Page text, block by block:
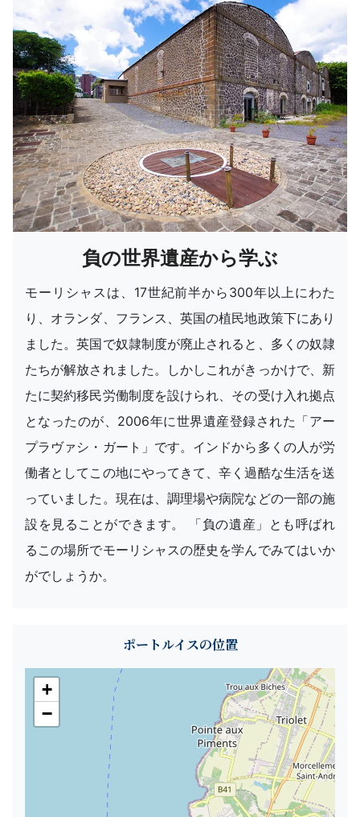
負の世界遺産から学ぶ
モーリシャスは、17世紀前半から300年以上にわた
り、オランダ、フランス、英国の植民地政策下にあり
ました。英国で奴隷制度が廃止されると、多くの奴隷
たちが解放されました。しかしこれがきっかけで、新
たに契約移民労働制度を設けられ、その受け入れ拠点
となったのが、2006年に世界遺産登録された「アー
プラヴァシ・ガート」です。インドから多くの人が労
働者としてこの地にやってきて、辛く過酷な生活を送
っていました。現在は、調理場や病院などの一部の施
設を見ることができます。 「負の遺産」とも呼ばれ
るこの場所でモーリシャスの歴史を学んでみてはいか
がでしょうか。
ポートルイスの位置
+
−